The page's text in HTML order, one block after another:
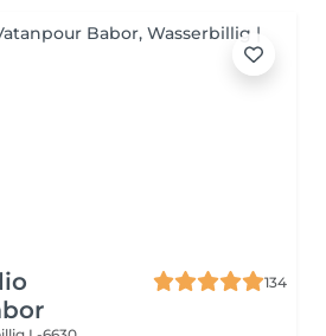
134